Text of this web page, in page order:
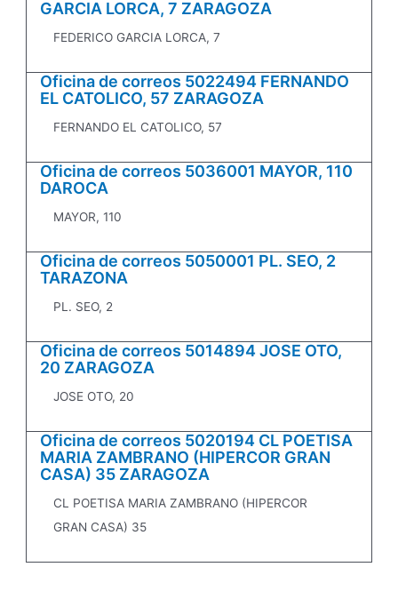
GARCIA LORCA, 7 ZARAGOZA
FEDERICO GARCIA LORCA, 7
Oficina de correos 5022494 FERNANDO
EL CATOLICO, 57 ZARAGOZA
FERNANDO EL CATOLICO, 57
Oficina de correos 5036001 MAYOR, 110
DAROCA
MAYOR, 110
Oficina de correos 5050001 PL. SEO, 2
TARAZONA
PL. SEO, 2
Oficina de correos 5014894 JOSE OTO,
20 ZARAGOZA
JOSE OTO, 20
Oficina de correos 5020194 CL POETISA
MARIA ZAMBRANO (HIPERCOR GRAN
CASA) 35 ZARAGOZA
CL POETISA MARIA ZAMBRANO (HIPERCOR
GRAN CASA) 35